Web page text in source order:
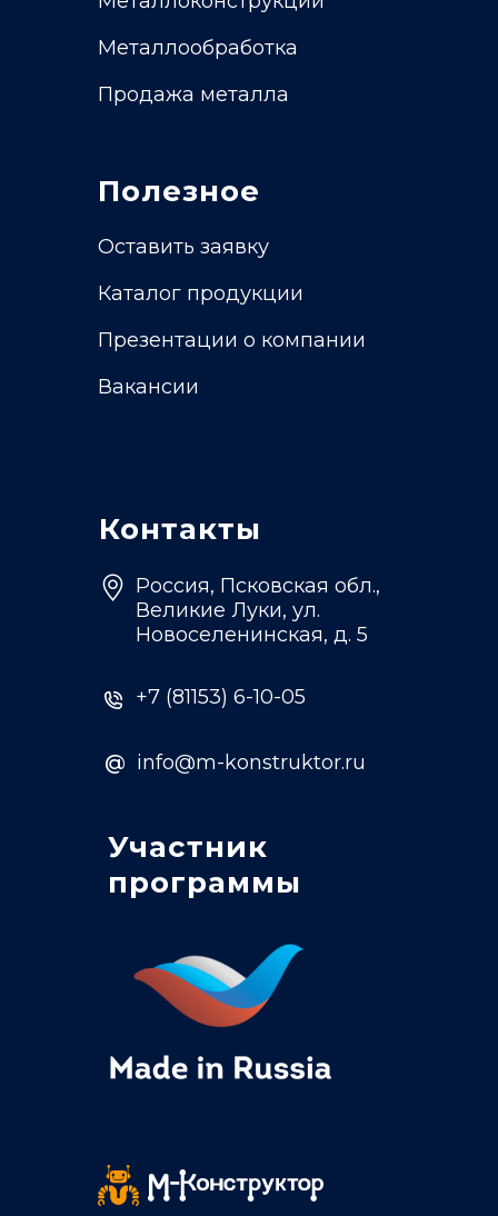
Участник
программы
Контакты
Россия, Псковская обл.,
Великие Луки, ул.
Новоселенинская, д. 5
@ info@m-konstruktor.ru
+7 (81153) 6-10-05
Полезное
Вакансии
Презентации о компании
Продажа металла
Металлообработка
Оставить заявку
Каталог продукции